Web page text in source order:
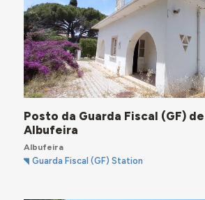
Posto da Guarda Fiscal (GF)
Albufeira
Albufeira
Guarda Fiscal (GF) Station